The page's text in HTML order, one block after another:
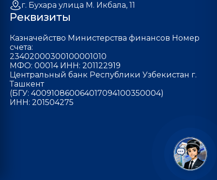
г. Бухара улица М. Икбала, 11
Реквизиты
Казначейство Министерства финансов Номер
счета:
23402000300100001010
МФО: 00014 ИНН: 201122919
Центральный банк Республики Узбекистан г.
Ташкент
(БГУ: 400910860064017094100350004)
ИНН: 201504275